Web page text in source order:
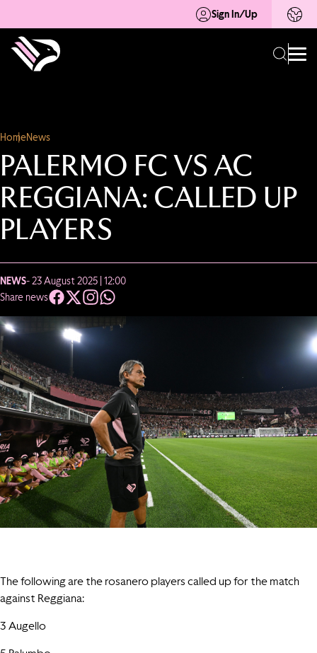
Sign In/Up
HomeNews
PALERMO FC VS AC
REGGIANA: CALLED UP
PLAYERS
NEWS- 23 August 2025 | 12:00
Share news
The following are the rosanero players called up for the match
against Reggiana:
3 Augello